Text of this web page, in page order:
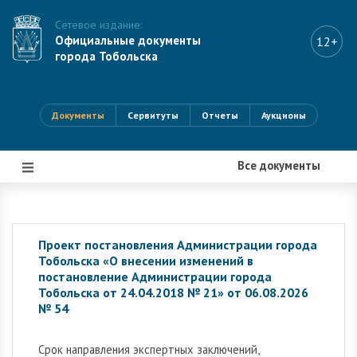
Сетевое издание:
Официальные документы
города Тобольска
12+
Документы Сервитуты Отчеты Аукционы
Все документы
|||
Проект постановления Администрации города
Тобольска «О внесении изменений в
постановление Администрации города
Тобольска от 24.04.2018 № 21» от 06.08.2026
№ 54
Cрок направления экспертных заключений,